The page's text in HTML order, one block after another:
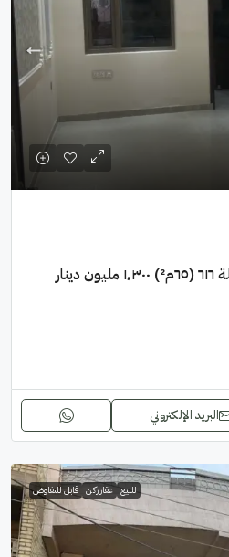
شقة للايجار في اليرموك٬محلة ٦١٦ (٦٥م²) ١٬٣٠٠ مليون دينار
البريد الإلكتروني
للبيع عقار ركن قابل للتفاوض